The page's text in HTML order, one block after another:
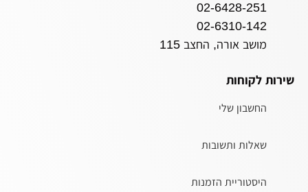
02-6428-251
02-6310-142
מושב אורה, החצב 115
שירות לקוחות
החשבון שלי
שאלות ותשובות
היסטוריית הזמנות